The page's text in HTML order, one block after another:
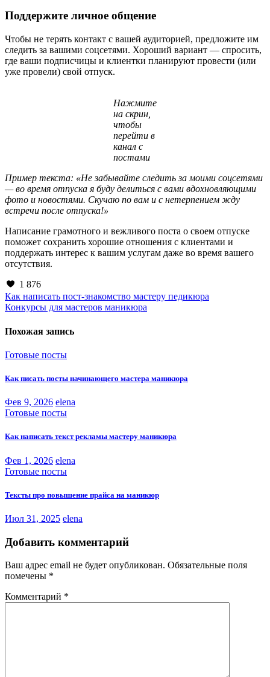
Поддержите личное общение
Чтобы не терять контакт с вашей аудиторией, предложите им
следить за вашими соцсетями. Хороший вариант — спросить,
где ваши подписчицы и клиентки планируют провести (или
уже провели) свой отпуск.
Нажмите
на скрин,
чтобы
перейти в
канал с
постами
Пример текста: «Не забывайте следить за моими соцсетями
— во время отпуска я буду делиться с вами вдохновляющими
фото и новостями. Скучаю по вам и с нетерпением жду
встречи после отпуска!»
Написание грамотного и вежливого поста о своем отпуске
поможет сохранить хорошие отношения с клиентами и
поддержать интерес к вашим услугам даже во время вашего
отсутствия.
1 876
Навигация
по
записям
Как написать пост-знакомство мастеру педикюра
Конкурсы для мастеров маникюра
Похожая запись
Готовые посты
Как писать посты начинающего мастера маникюра
Фев 9, 2026 elena
Готовые посты
Как написать текст рекламы мастеру маникюра
Фев 1, 2026 elena
Готовые посты
Тексты про повышение прайса на маникюр
Июл 31, 2025 elena
Добавить комментарий
Ваш адрес email не будет опубликован. Обязательные поля
помечены *
Комментарий *